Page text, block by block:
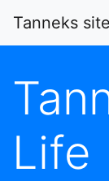
Tanneks
Life